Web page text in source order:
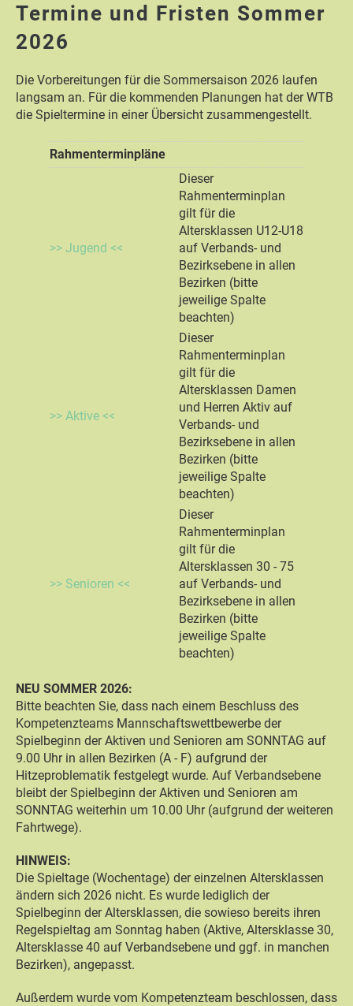
Termine und Fristen Sommer
2026
Die Vorbereitungen für die Sommersaison 2026 laufen
langsam an. Für die kommenden Planungen hat der WTB
die Spieltermine in einer Übersicht zusammengestellt.
Rahmenterminpläne
>> Jugend <<
Dieser
Rahmenterminplan
gilt für die
Altersklassen U12-U18
auf Verbands- und
Bezirksebene in allen
Bezirken (bitte
jeweilige Spalte
beachten)
>> Aktive <<
Dieser
Rahmenterminplan
gilt für die
Altersklassen Damen
und Herren Aktiv auf
Verbands- und
Bezirksebene in allen
Bezirken (bitte
jeweilige Spalte
beachten)
>> Senioren <<
Dieser
Rahmenterminplan
gilt für die
Altersklassen 30 - 75
auf Verbands- und
Bezirksebene in allen
Bezirken (bitte
jeweilige Spalte
beachten)
NEU SOMMER 2026:
Bitte beachten Sie, dass nach einem Beschluss des
Kompetenzteams Mannschaftswettbewerbe der
Spielbeginn der Aktiven und Senioren am SONNTAG auf
9.00 Uhr in allen Bezirken (A - F) aufgrund der
Hitzeproblematik festgelegt wurde. Auf Verbandsebene
bleibt der Spielbeginn der Aktiven und Senioren am
SONNTAG weiterhin um 10.00 Uhr (aufgrund der weiteren
Fahrtwege).
HINWEIS:
Die Spieltage (Wochentage) der einzelnen Altersklassen
ändern sich 2026 nicht. Es wurde lediglich der
Spielbeginn der Altersklassen, die sowieso bereits ihren
Regelspieltag am Sonntag haben (Aktive, Altersklasse 30,
Altersklasse 40 auf Verbandsebene und ggf. in manchen
Bezirken), angepasst.
Außerdem wurde vom Kompetenzteam beschlossen, dass